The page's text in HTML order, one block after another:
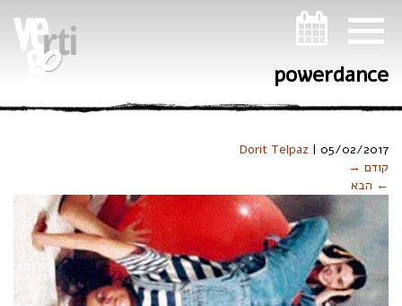
powerdance
Dorit Telpaz | 05/02/2017
קודם →
← הבא